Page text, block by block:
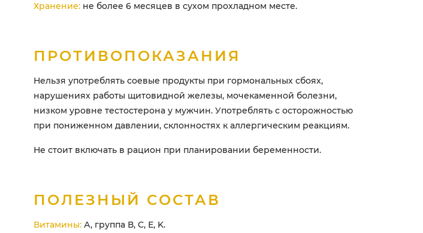
Хранение: не более 6 месяцев в сухом прохладном месте.
ПРОТИВОПОКАЗАНИЯ
Нельзя употреблять соевые продукты при гормональных сбоях,
нарушениях работы щитовидной железы, мочекаменной болезни,
низком уровне тестостерона у мужчин. Употреблять с осторожностью
при пониженном давлении, склонностях к аллергическим реакциям.
Не стоит включать в рацион при планировании беременности.
ПОЛЕЗНЫЙ СОСТАВ
Витамины: А, группа В, С, Е, K.